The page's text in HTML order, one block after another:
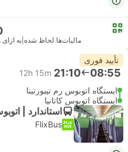
مالیات‌ها لحاظ شده به
تأیید فوری
08:55
21:10
12h 15m
ایستگاه اتوبوس رم تیبورتینا
ایستگاه اتوبوس کاتانیا
استاندارد |
FlixBus